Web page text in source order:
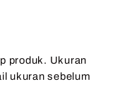
produk. Ukuran
ukuran sebelum